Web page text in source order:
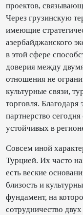
проектов,
Через грузинскую
имеющие
азербайджанского
в этой сфере
доверия между
отношения не
культурные связи,
торговля.
партнерство
устойчивых в
Совсем иной
Турцией. Их часто
есть веские
близость и
фундамент, на
сотрудничество